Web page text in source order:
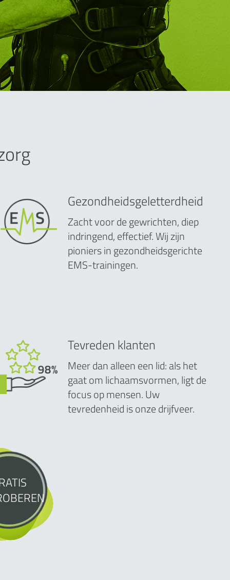
Gezondheidsgeletterdheid
Zacht voor de gewrichten, diep
indringend, effectief. Wij zijn
pioniers in gezondheidsgerichte
EMS-trainingen.
Tevreden klanten
Meer dan alleen een lid: als het
gaat om lichaamsvormen, ligt de
focus op mensen. Uw
tevredenheid is onze drijfveer.